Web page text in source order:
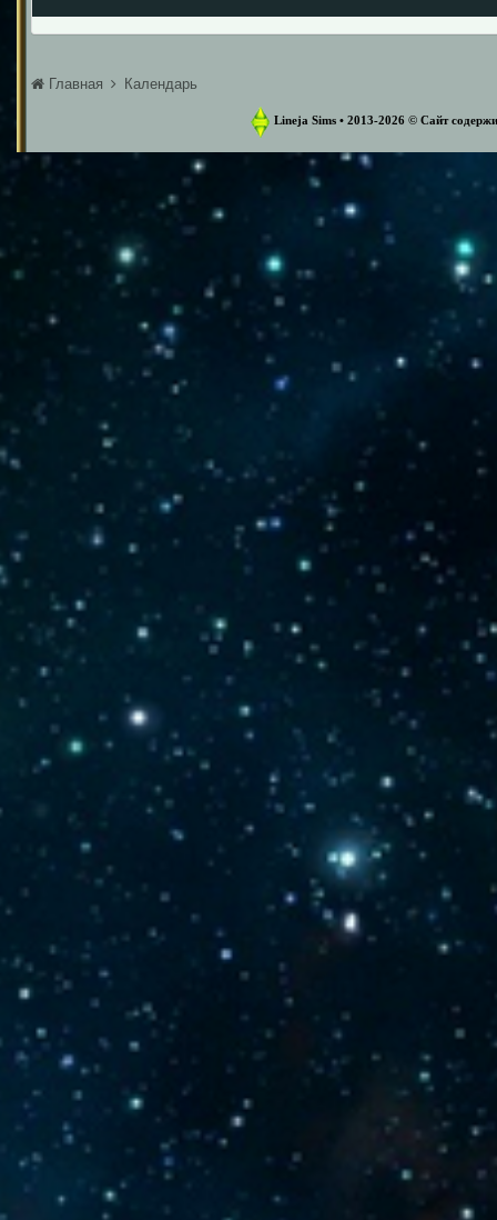
Главная Календарь
Lineja Sims • 2013-2026 ©️ Сайт